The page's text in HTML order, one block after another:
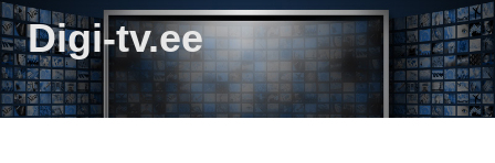
Digi-tv.ee